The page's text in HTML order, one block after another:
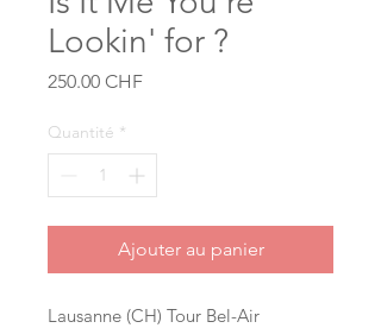
Lookin' for ?
250.00 CHFPrix
Quantité *
Ajouter au panier
Lausanne (CH) Tour Bel-Air